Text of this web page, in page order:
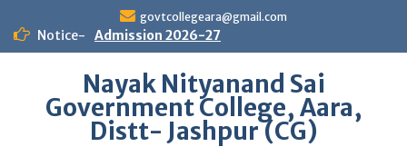
content
govtcollegeara@gmail.com
Notice- Admission 2026-27
Nayak Nityanand Sai
Government College, Aara,
Distt- Jashpur (CG)